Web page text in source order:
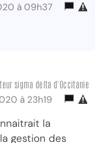
à 09h37
sigma delta d'Occitanie
à 23h19
la
gestion des